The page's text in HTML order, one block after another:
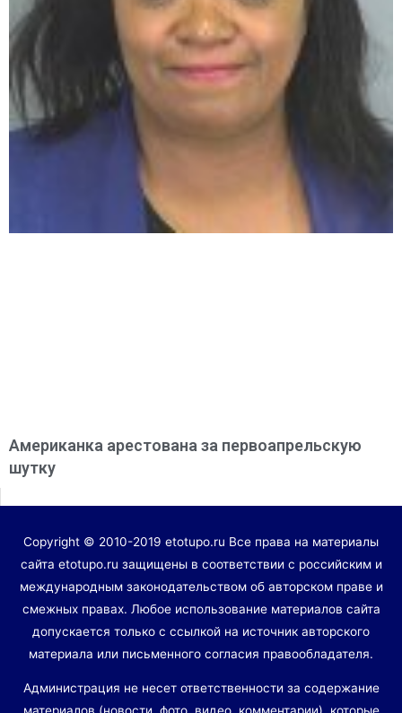
Американка арестована за первоапрельскую
шутку
Copyright © 2010-2019 etotupo.ru Все права на материалы
сайта etotupo.ru защищены в соответствии с российским и
международным законодательством об авторском праве и
смежных правах. Любое использование материалов сайта
допускается только с ссылкой на источник авторского
материала или письменного согласия правообладателя.
Администрация не несет ответственности за содержание